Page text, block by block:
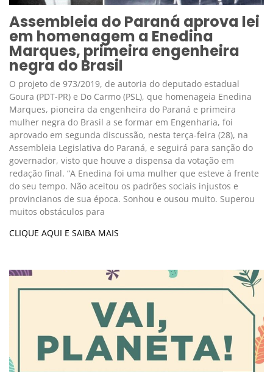
Assembleia do Paraná aprova lei
em homenagem a Enedina
Marques, primeira engenheira
negra do Brasil
O projeto de 973/2019, de autoria do deputado estadual
Goura (PDT-PR) e Do Carmo (PSL), que homenageia Enedina
Marques, pioneira da engenheira do Paraná e primeira
mulher negra do Brasil a se formar em Engenharia, foi
aprovado em segunda discussão, nesta terça-feira (28), na
Assembleia Legislativa do Paraná, e seguirá para sanção do
governador, visto que houve a dispensa da votação em
redação final. “A Enedina foi uma mulher que esteve à frente
do seu tempo. Não aceitou os padrões sociais injustos e
provincianos de sua época. Sonhou e ousou muito. Superou
muitos obstáculos para
CLIQUE AQUI E SAIBA MAIS